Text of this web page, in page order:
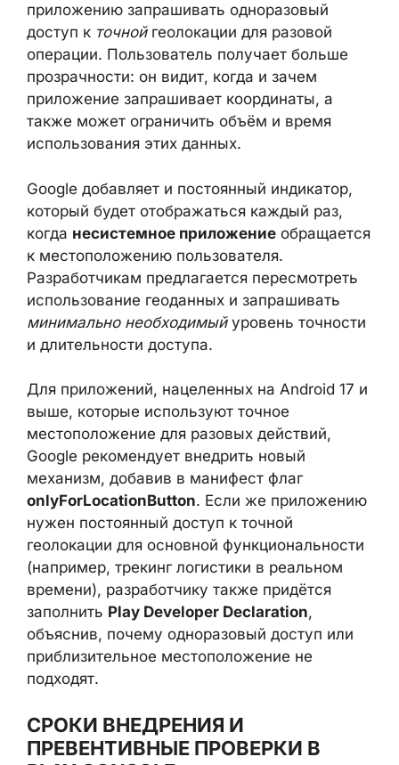
Вторая важная новация касается
геолокации. В Android 17 появляется
обновлённая кнопка доступа к
местоположению, позволяющая
приложению запрашивать одноразовый
доступ кточнойгеолокации для разовой
операции. Пользователь получает больше
приложение запрашивает координаты, а
также может ограничить объём и время
использования этих данных.
Google добавляет и постоянный индикатор,
который будет отображаться каждый раз,
когданесистемное приложение
обращается к местоположению
пересмотреть использование геоданных и
запрашиватьминимально необходимый
уровень точности и длительности доступа.
Для приложений, нацеленных на Android 17
и выше, которые используют точное
местоположение для разовых действий,
Google рекомендует внедрить новый
механизм, добавив в манифест флаг
onlyForLocationButton. Если же
приложению нужен постоянный доступ к
точной геолокации для основной
функциональности (например, трекинг
логистики в реальном времени),
Play Developer Declaration , объяснив,
почему одноразовый доступ или